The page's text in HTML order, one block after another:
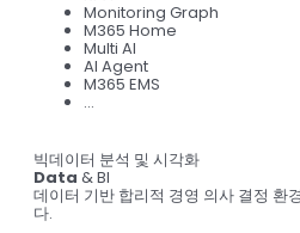
Monitoring Graph
M365 Home
Multi AI
AI Agent
M365 EMS
…
빅데이터 분석 및 시각화
Data & BI
데이터 기반 합리적 경영 의사 결정 환
다.